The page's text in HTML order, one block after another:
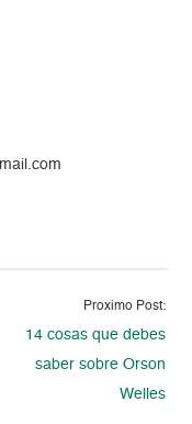
Proximo Post:
14 cosas que debes
saber sobre Orson
Welles